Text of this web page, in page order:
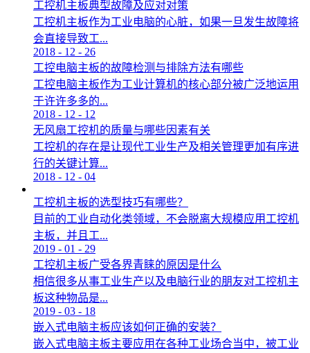
工控机主板典型故障及应对对策
工控机主板作为工业电脑的心脏，如果一旦发生故障将
会直接导致工...
2018 - 12 - 26
工控电脑主板的故障检测与排除方法有哪些
工控电脑主板作为工业计算机的核心部分被广泛地运用
于许许多多的...
2018 - 12 - 12
无风扇工控机的质量与哪些因素有关
工控机的存在是让现代工业生产及相关管理更加有序进
行的关键计算...
2018 - 12 - 04
工控机主板的选型技巧有哪些？
目前的工业自动化类领域，不会脱离大规模应用工控机
主板，并且工...
2019 - 01 - 29
工控机主板广受各界青睐的原因是什么
相信很多从事工业生产以及电脑行业的朋友对工控机主
板这种物品是...
2019 - 03 - 18
嵌入式电脑主板应该如何正确的安装？
嵌入式电脑主板主要应用在各种工业场合当中，被工业